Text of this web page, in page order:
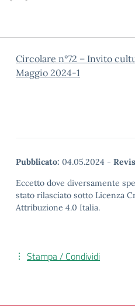
Circolare n°72 – Invito
Maggio 2024-1
Pubblicato: 04.05.2024 -
Eccetto dove diversamente
stato rilasciato sotto Licenza
Attribuzione 4.0 Italia.
Stampa / Condividi